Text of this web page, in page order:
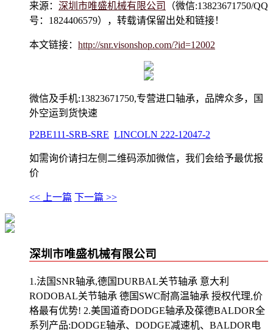
来源： 深圳市唯盛机械有限公司
（微信:13823671750/QQ
号：1824406579），转载请保留出处和链接！
本文链接： http://snr.visonshop.com/?id=12002
微信及手机:13823671750,专营进口轴承，品牌众多，国
外空运到货快速
P2BE111-SRB-SRE LINCOLN 222-12047-2
如需询价请扫左侧二维码添加微信，我们会给予最优报
价
<< 上一篇 下一篇 >>
深圳市唯盛机械有限公司
1.法国SNR轴承,德国DURBAL关节轴承 意大利
RODOBAL关节轴承 德国SWC耐高温轴承 授权代理,价
格最有优势! 2.美国道奇DODGE轴承及葆德BALDOR全
系列产品:DODGE轴承、DODGE减速机、BALDOR电